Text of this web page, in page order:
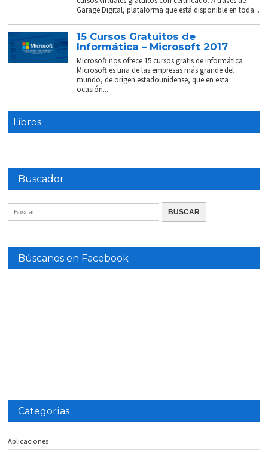
Garage Digital, plataforma que está disponible en toda...
15 Cursos Gratuitos de
Informática – Microsoft 2017
Microsoft nos ofrece 15 cursos gratis de informática
Microsoft es una de las empresas más grande del
mundo, de origen estadounidense, que en esta
ocasión...
Libros
Buscador
Búscanos en Facebook
Categorías
Aplicaciones